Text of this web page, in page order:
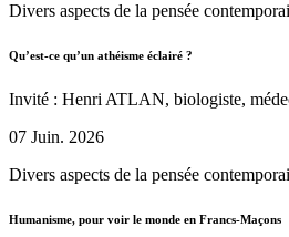
Divers aspects de la pensée
Qu’est-ce qu’un athéisme éclairé ?
Invité : Henri ATLAN, biologiste,
07 Juin. 2026
Divers aspects de la pensée
Humanisme, pour voir le monde en Francs-Maçons